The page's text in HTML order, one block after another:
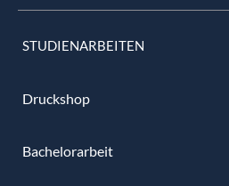
STUDIENARBEITEN
Druckshop
Bachelorarbeit